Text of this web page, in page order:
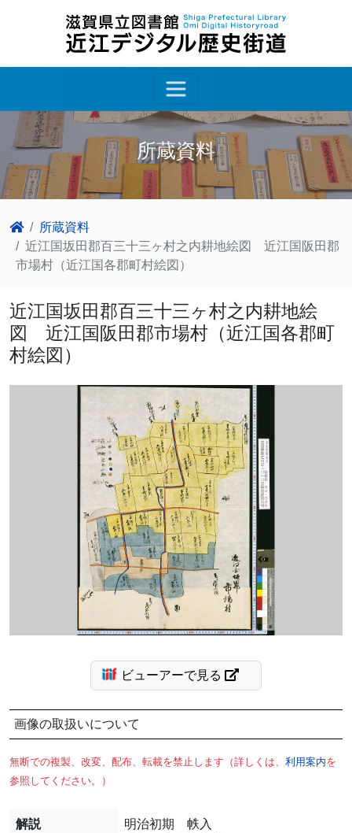
所蔵資料
所蔵資料
近江国坂田郡百三十三ヶ村之内耕地絵図 近江国阪田郡
市場村（近江国各郡町村絵図）
近江国坂田郡百三十三ヶ村之内耕地絵
図 近江国阪田郡市場村（近江国各郡町
村絵図）
ビューアーで見る
画像の取扱いについて
無断での複製、改変、配布、転載を禁止します（詳しくは、 利用案内を
参照してください。）
解説
明治初期 帙入